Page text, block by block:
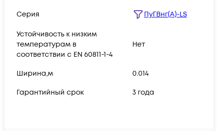
Серия ПуГВнг(А)-LS
Устойчивость к низким
температурам в
соответствии с EN 60811-1-4
Нет
Ширина,м 0.014
Гарантийный срок 3 года